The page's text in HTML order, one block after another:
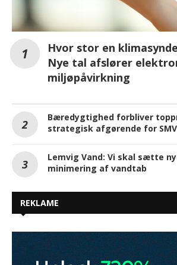
Hvor stor en
Nye tal afslører
miljøpåvirkning
Bæredygtighed forbliver
strategisk afgørende for
Lemvig Vand: Vi skal sætte
minimering af vandtab
REKLAME